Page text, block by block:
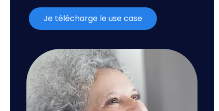
Je télécharge le use case